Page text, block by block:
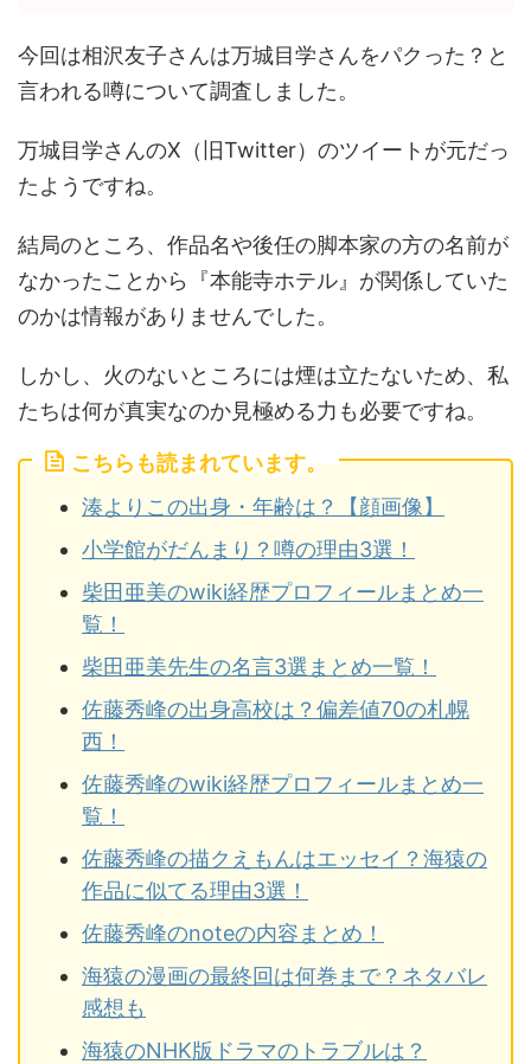
今回は相沢友子さんは万城目学さんをパクった？と
言われる噂について調査しました。
万城目学さんのX（旧Twitter）のツイートが元だっ
たようですね。
結局のところ、作品名や後任の脚本家の方の名前が
なかったことから『本能寺ホテル』が関係していた
のかは情報がありませんでした。
しかし、火のないところには煙は立たないため、私
たちは何が真実なのか見極める力も必要ですね。
こちらも読まれています。
湊よりこの出身・年齢は？【顔画像】
小学館がだんまり？噂の理由3選！
柴田亜美のwiki経歴プロフィールまとめ一
覧！
柴田亜美先生の名言3選まとめ一覧！
佐藤秀峰の出身高校は？偏差値70の札幌
西！
佐藤秀峰のwiki経歴プロフィールまとめ一
覧！
佐藤秀峰の描クえもんはエッセイ？海猿の
作品に似てる理由3選！
佐藤秀峰のnoteの内容まとめ！
海猿の漫画の最終回は何巻まで？ネタバレ
感想も
海猿のNHK版ドラマのトラブルは？